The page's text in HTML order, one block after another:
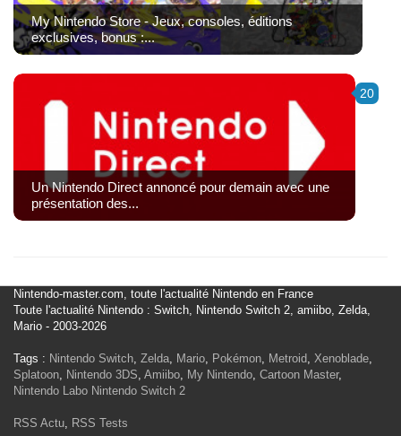
My Nintendo Store - Jeux, consoles, éditions
exclusives, bonus :...
20
Un Nintendo Direct annoncé pour demain avec une
présentation des...
Nintendo-master.com, toute l'actualité Nintendo en France
Toute l'actualité Nintendo : Switch, Nintendo Switch 2, amiibo, Zelda,
Mario - 2003-2026
Tags : Nintendo Switch Zelda Mario Pokémon Metroid Xenoblade
Splatoon Nintendo 3DS Amiibo My Nintendo Cartoon Master,
Nintendo Labo Nintendo Switch 2
RSS Actu RSS Tests